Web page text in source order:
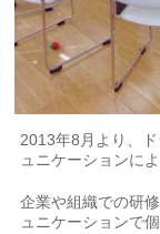
2013年8月より、
ュニケーションに
企業や組織での研
ュニケーションで